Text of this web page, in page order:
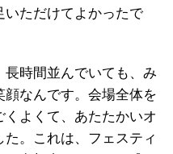
いただけてよかったで
時間並んでいても、み
なんです。会場全体を
よくて、あたたかいオ
。これは、フェスティ